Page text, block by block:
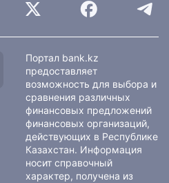
Портал bank.kz
предоставляет
возможность для выбора и
сравнения различных
финансовых предложений
финансовых организаций,
действующих в Республике
Казахстан. Информация
носит справочный
характер, получена из